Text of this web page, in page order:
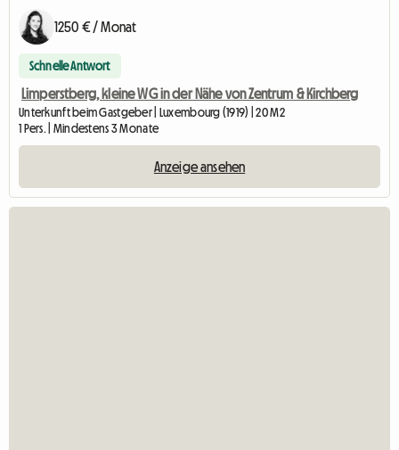
1250 € / Monat
Schnelle Antwort
Limperstberg, kleine WG in der Nähe von Zentrum & Kirchberg
Unterkunft beim Gastgeber | Luxembourg (1919) | 20 M2
1 Pers. | Mindestens 3 Monate
Anzeige ansehen